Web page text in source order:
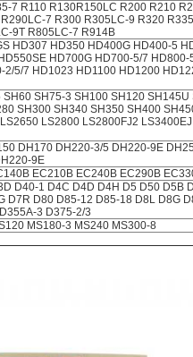
7 R110 R130R150LC R200 R210
7 R300 R305LC-9 R320
9T R805LC-7 R914B
HD307 HD350 HD400G HD400-5
HD700G HD700-5/7
2/5/7 HD1023 HD1100 HD1200
SH60 SH75-3 SH100 SH120
SH300 SH340 SH350 SH400
LS2800 LS2800FJ2
DH170 DH220-3/5 DH220-9E
9E
EC210B EC240B EC290B
D40-1 D4C D4D D4H D5 D50 D5B
D7R D80 D85-12 D85-18 D8L D8G
3 D375-2/3
MS180-3 MS240 MS300-8